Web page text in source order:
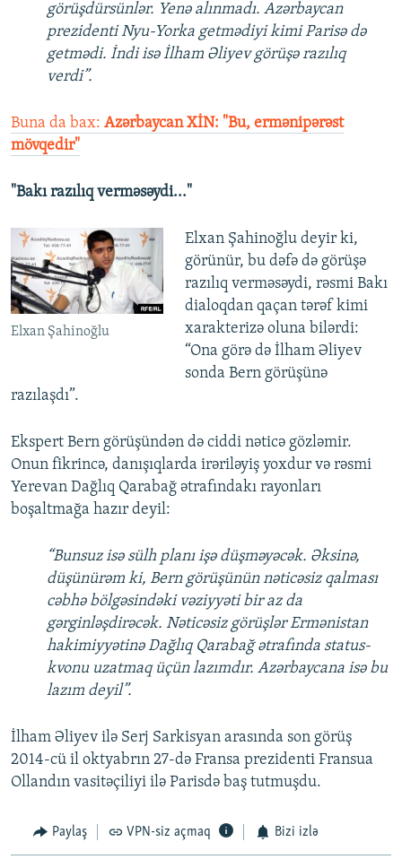
görüşdürsünlər. Yenə alınmadı. Azərbaycan
prezidenti Nyu-Yorka getmədiyi kimi Parisə də
getmədi. İndi isə İlham Əliyev görüşə razılıq
verdi”.
Buna da bax: Azərbaycan XİN: "Bu, ermənipərəst
mövqedir"
"Bakı razılıq verməsəydi..."
Elxan Şahinoğlu
Elxan Şahinoğlu deyir ki,
görünür, bu dəfə də görüşə
razılıq verməsəydi, rəsmi Bakı
dialoqdan qaçan tərəf kimi
xarakterizə oluna bilərdi:
“Ona görə də İlham Əliyev
sonda Bern görüşünə
razılaşdı”.
Ekspert Bern görüşündən də ciddi nəticə gözləmir.
Onun fikrincə, danışıqlarda irəriləyiş yoxdur və rəsmi
Yerevan Dağlıq Qarabağ ətrafındakı rayonları
boşaltmağa hazır deyil:
“Bunsuz isə sülh planı işə düşməyəcək. Əksinə,
düşünürəm ki, Bern görüşünün nəticəsiz qalması
cəbhə bölgəsindəki vəziyyəti bir az da
gərginləşdirəcək. Nəticəsiz görüşlər Ermənistan
hakimiyyətinə Dağlıq Qarabağ ətrafında status-
kvonu uzatmaq üçün lazımdır. Azərbaycana isə bu
lazım deyil”.
İlham Əliyev ilə Serj Sarkisyan arasında son görüş
2014-cü il oktyabrın 27-də Fransa prezidenti Fransua
Ollandın vasitəçiliyi ilə Parisdə baş tutmuşdu.
Paylaş VPN-siz açmaq Bizi izlə